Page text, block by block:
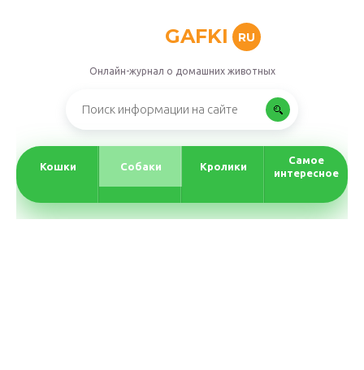
GAFKI RU
Онлайн-журнал о домашних животных
Кошки Собаки Кролики
Самое
интересное